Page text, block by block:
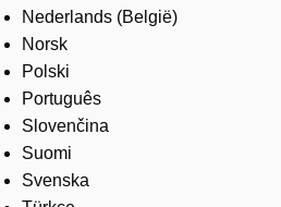
Nederlands (België)
Norsk
Polski
Português
Slovenčina
Suomi
Svenska